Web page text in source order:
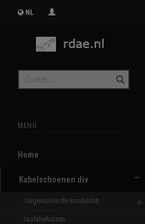
NL
MENU
Home
Kabelschoenen div
- Ongeisoleerde kontakten
- Isolatiehulsen